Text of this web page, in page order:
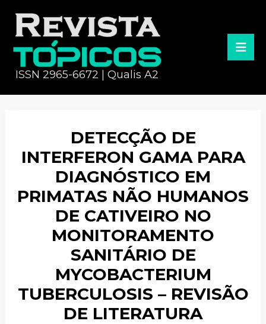
ISSN 2965-6672 | Qualis A2
DETECÇÃO DE
INTERFERON GAMA PARA
DIAGNÓSTICO EM
PRIMATAS NÃO HUMANOS
DE CATIVEIRO NO
MONITORAMENTO
SANITÁRIO DE
MYCOBACTERIUM
TUBERCULOSIS – REVISÃO
DE LITERATURA